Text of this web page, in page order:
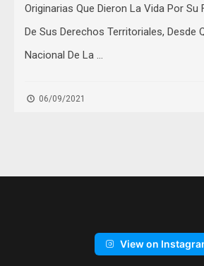
Originarias Que Dieron La Vida Por Su
De Sus Derechos Territoriales, Desde
Nacional De La …
06/09/2021
View on